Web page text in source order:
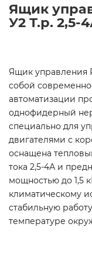
Ящик
У2 Т.р. 2,5-
Ящик управления
собой
автоматизации
однофидерный
специально для
двигателями с
оснащена
тока 2,5-4А и
мощностью до 1,5
климатическому
стабильную
температуре